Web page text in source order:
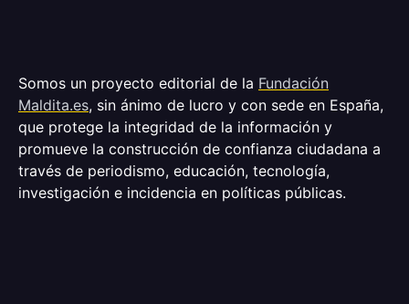
Somos un proyecto editorial de la Fundación
Maldita.es, sin ánimo de lucro y con sede en España,
que protege la integridad de la información y
promueve la construcción de confianza ciudadana a
través de periodismo, educación, tecnología,
investigación e incidencia en políticas públicas.